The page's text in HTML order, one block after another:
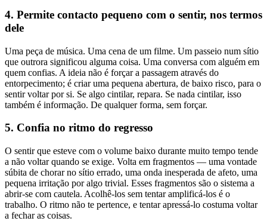
4. Permite contacto pequeno com o sentir, nos termos
dele
Uma peça de música. Uma cena de um filme. Um passeio num sítio
que outrora significou alguma coisa. Uma conversa com alguém em
quem confias. A ideia não é forçar a passagem através do
entorpecimento; é criar uma pequena abertura, de baixo risco, para o
sentir voltar por si. Se algo cintilar, repara. Se nada cintilar, isso
também é informação. De qualquer forma, sem forçar.
5. Confia no ritmo do regresso
O sentir que esteve com o volume baixo durante muito tempo tende
a não voltar quando se exige. Volta em fragmentos — uma vontade
súbita de chorar no sítio errado, uma onda inesperada de afeto, uma
pequena irritação por algo trivial. Esses fragmentos são o sistema a
abrir-se com cautela. Acolhê-los sem tentar amplificá-los é o
trabalho. O ritmo não te pertence, e tentar apressá-lo costuma voltar
a fechar as coisas.